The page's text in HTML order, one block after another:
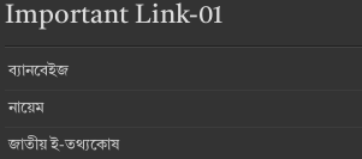
Important Link-01
ব্যানবেইজ
নায়েম
জাতীয় ই-তথ্যকোষ